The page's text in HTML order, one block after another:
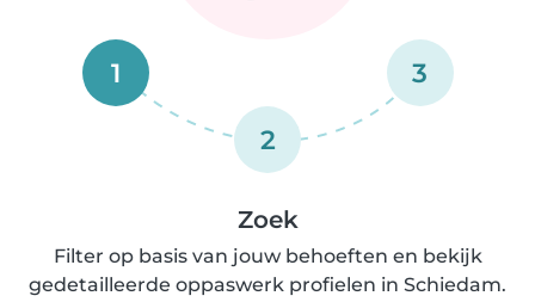
1
2
3
Zoek
Filter op basis van jouw behoeften en bekijk
gedetailleerde oppaswerk profielen in Schiedam.